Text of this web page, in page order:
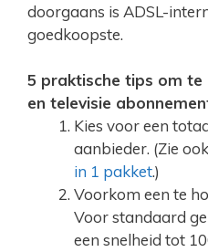
doorgaans is ADSL-
goedkoopste.
5 praktische tips om
en televisie
Kies voor een
aanbieder. (Zie
in 1 pakket.)
Voorkom een te
Voor standaard
een snelheid tot